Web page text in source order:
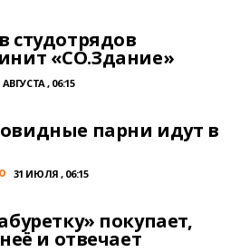
студотрядов
«СО.Здание»
АВГУСТА , 06:15
парни идут в
31 ИЮЛЯ , 06:15
покупает,
и отвечает